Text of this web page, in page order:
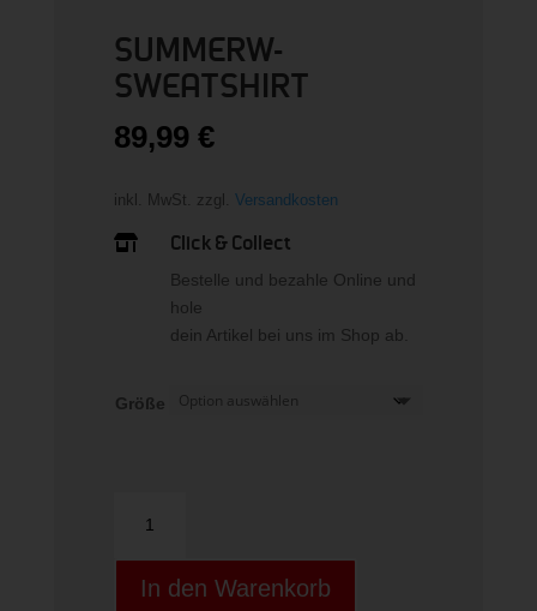
SUMMERW-
SWEATSHIRT
89,99 €
inkl. MwSt. zzgl. Versandkosten
 Click & Collect
Bestelle und bezahle Online und
hole
dein Artikel bei uns im Shop ab.
Größe
SWEATSHIRT
Menge
In den Warenkorb